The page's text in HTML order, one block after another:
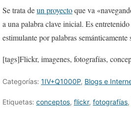
Se trata deun proyectoque va
a una palabra clave inicial. Es
estimulante por palabras semánticamente
[tags]Flickr, imagenes, fotografías,
Categorías: 1IV+Q1000P, Blogs e
Etiquetas: conceptos, flickr, fotografías,